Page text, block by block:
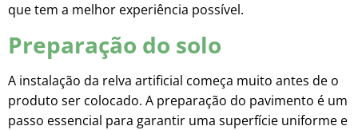
que tem a melhor experiência possível.
Preparação do solo
A instalação da relva artificial começa muito antes de o
produto ser colocado. A preparação do pavimento é um
passo essencial para garantir uma superfície uniforme e